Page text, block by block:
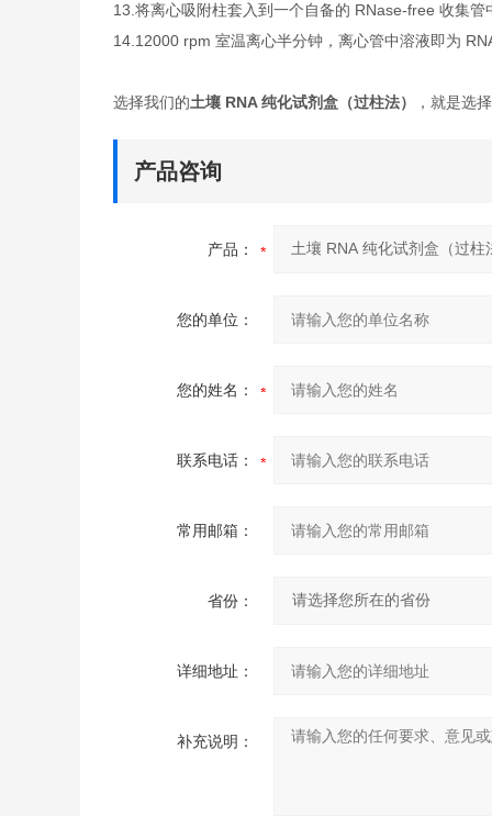
13. 将离心吸附柱套入到一个自备的 RNase-free 收集
14. 12000 rpm 室温离心半分钟，离心管中溶液即为
选择我们的土壤 RNA 纯化试剂盒（过柱法） ，就是选
产品咨询
产品：
您的单位：
您的姓名：
联系电话：
常用邮箱：
省份：
详细地址：
补充说明：